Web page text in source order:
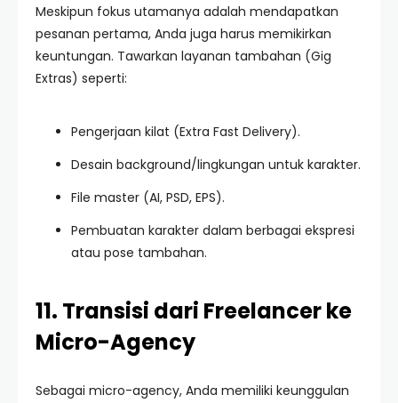
Meskipun fokus utamanya adalah mendapatkan
pesanan pertama, Anda juga harus memikirkan
keuntungan. Tawarkan layanan tambahan (Gig
Extras) seperti:
Pengerjaan kilat (Extra Fast Delivery).
Desain background/lingkungan untuk karakter.
File master (AI, PSD, EPS).
Pembuatan karakter dalam berbagai ekspresi
atau pose tambahan.
11. Transisi dari Freelancer ke
Micro-Agency
Sebagai micro-agency, Anda memiliki keunggulan